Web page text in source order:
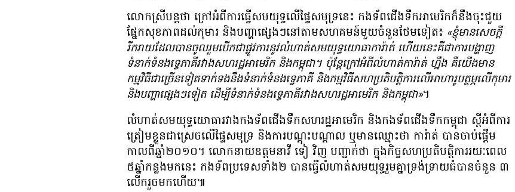
លោកស្រី​បន្ត​ថា ក្រៅ​អំពី​ការ​ធ្វើ​សម​យុទ្ធ​លើ​ផ្ទៃ​សមុទ្រ​នេះ​ កងទ័ព​ជើង​ទឹក​អាមេរិក​ក៏​នឹង​ចុះ​ជួយ​​
ផ្នែក​សុខភាព​ដល់​កុមារ និង​បញ្ហា​ផ្សេងៗ​នៅ​តាម​សហគមន៍​​មួយ​ចំនួន​ថែម​ទៀត៖ «ខ្ញុំ​មាន​សេចក្តី​
រីករាយ​ដែល​បាន​ចូលរួម​បើក​ជា​ផ្លូវការ​នូវ​លំហាត់​សមយុទ្ធ​យោធា​ការ៉ាត់ ហើយ​នេះ​គឺ​ជា​ការ​បង្ហាញ​
ទំនាក់ទំនង​ទ្វេ​ភាគី​រវាង​សហរដ្ឋអាមេរិក និង​កម្ពុជា។ ប៉ុន្តែ​ក្រៅ​អំពី​លំហាត់​ការ៉ាត់ ហ្នឹង គឺ​យើង​មាន​
កម្មវិធី​ជា​ច្រើន​ទៀត​ទាក់ទង​នឹង​ទំនាក់​ទំនង​ទ្វេ​ភាគី និង​កម្មវិធី​សហប្រតិបត្តិការ​លើ​អាហារូបត្ថម្ភ​លើ​កុមារ
និង​បញ្ហា​ផ្សេងៗ​ទៀត ដើម្បី​ទំនាក់ទំនង​ទ្វេ​ភាគី​រវាង​សហរដ្ឋ​អាមេរិក និង​កម្ពុជា»។
លំហាត់​សមយុទ្ធ​យោធា​រវាង​កងទ័ព​ជើង​ទឹក​សហរដ្ឋអាមេរិក និង​កងទ័ព​ជើង​ទឹក​កម្ពុជា ស្តី​អំពី​ការ​
ត្រៀម​ខ្លួន​ជា​​ស្រេច​លើ​ផ្ទៃ​សមុទ្រ និង​ការ​បណ្តុះបណ្តាល ឬ​មាន​ឈ្មោះ​ថា ការ៉ាត់ បាន​ចាប់​ផ្តើម​
កាល​ពី​ឆ្នាំ​២០១០។ លោក​នាយឧត្ដមនាវី ទៀ វិញ បញ្ជាក់​ថា ក្នុង​កិច្ចសហប្រតិបត្តិការ​រយៈពេល
៥​ឆ្នាំ​កន្លង​មក​នេះ កង​​ទ័ព​ប្រទេស​ទាំង​២ បាន​ធ្វើ​លំហាត់​សមយុទ្ធ​រួម​គ្នា​ទ្រង់ទ្រាយ​ធំ​បាន​ចំនួន ៣​
លើក​រួច​មក​ហើយ៕